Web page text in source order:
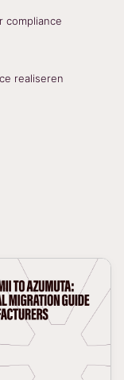
compliance
realiseren